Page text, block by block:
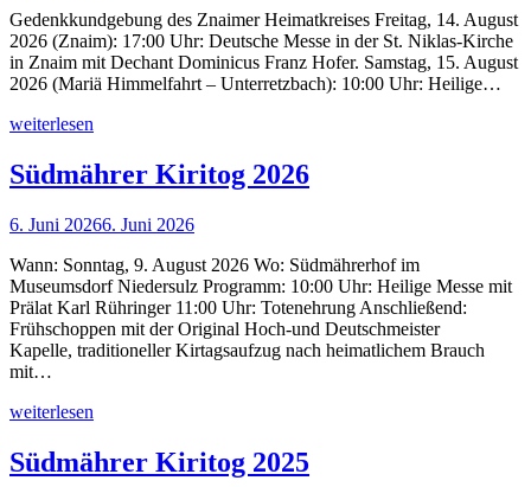
Gedenkkundgebung des Znaimer Heimatkreises Freitag, 14. August
2026 (Znaim): 17:00 Uhr: Deutsche Messe in der St. Niklas-Kirche
in Znaim mit Dechant Dominicus Franz Hofer. Samstag, 15. August
2026 (Mariä Himmelfahrt – Unterretzbach): 10:00 Uhr: Heilige…
weiterlesen
Südmährer Kiritog 2026
6. Juni 20266. Juni 2026
Wann: Sonntag, 9. August 2026 Wo: Südmährerhof im
Museumsdorf Niedersulz Programm: 10:00 Uhr: Heilige Messe mit
Prälat Karl Rühringer 11:00 Uhr: Totenehrung Anschließend:
Frühschoppen mit der Original Hoch-und Deutschmeister
Kapelle, traditioneller Kirtagsaufzug nach heimatlichem Brauch
mit…
weiterlesen
Südmährer Kiritog 2025